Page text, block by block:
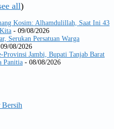
all)
Kosim: Alhamdulillah, Saat Ini 43
- 09/08/2026
Serukan Persatuan Warga
08/2026
Provinsi Jambi, Bupati Tanjab Barat
Panitia - 08/08/2026